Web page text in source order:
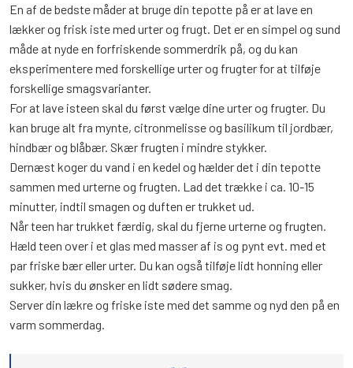
En af de bedste måder at bruge din tepotte på er at lave en
lækker og frisk iste med urter og frugt. Det er en simpel og sund
måde at nyde en forfriskende sommerdrik på, og du kan
eksperimentere med forskellige urter og frugter for at tilføje
forskellige smagsvarianter.
For at lave isteen skal du først vælge dine urter og frugter. Du
kan bruge alt fra mynte, citronmelisse og basilikum til jordbær,
hindbær og blåbær. Skær frugten i mindre stykker.
Dernæst koger du vand i en kedel og hælder det i din tepotte
sammen med urterne og frugten. Lad det trække i ca. 10-15
minutter, indtil smagen og duften er trukket ud.
Når teen har trukket færdig, skal du fjerne urterne og frugten.
Hæld teen over i et glas med masser af is og pynt evt. med et
par friske bær eller urter. Du kan også tilføje lidt honning eller
sukker, hvis du ønsker en lidt sødere smag.
Server din lækre og friske iste med det samme og nyd den på en
varm sommerdag.